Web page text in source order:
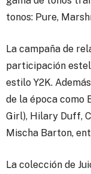
tonos: Pure,
La campaña de
participación
estilo Y2K.
de la época como
Girl), Hilary Duff,
Mischa Barton,
La colección de